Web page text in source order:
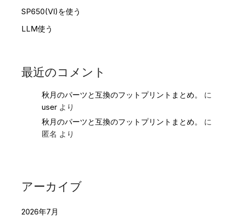
SP650(VI)を使う
LLM使う
最近のコメント
秋月のパーツと互換のフットプリントまとめ。
に
user より
秋月のパーツと互換のフットプリントまとめ。
に
匿名 より
アーカイブ
2026年7月